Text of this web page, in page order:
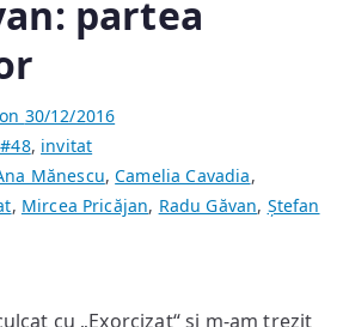
partea
30/12/2016
, invitat
Mănescu,Camelia Cavadia,
, Mircea Pricăjan, Radu Găvan, Ștefan
cu „Exorcizat“ și m-am trezit